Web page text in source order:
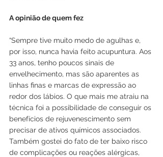
A opinião de quem fez
“Sempre tive muito medo de agulhas e,
por isso, nunca havia feito acupuntura. Aos
33 anos, tenho poucos sinais de
envelhecimento, mas são aparentes as
linhas finas e marcas de expressão ao
redor dos lábios. O que mais me atraiu na
técnica foi a possibilidade de conseguir os
benefícios de rejuvenescimento sem
precisar de ativos químicos associados.
Também gostei do fato de ter baixo risco
de complicações ou reações alérgicas,